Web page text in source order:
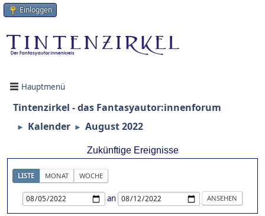
Einloggen
Hauptmenü
Tintenzirkel - das Fantasyautor:innenforum
► Kalender ► August 2022
Zukünftige Ereignisse
LISTE MONAT WOCHE
an